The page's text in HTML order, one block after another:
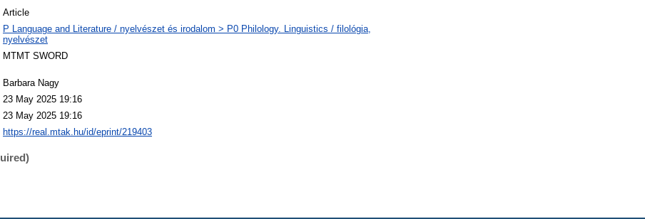
Article
P Language and Literature / nyelvészet és irodalom > P0 Philology. Linguistics / filológia,
nyelvészet
MTMT SWORD
Barbara Nagy
23 May 2025 19:16
23 May 2025 19:16
https://real.mtak.hu/id/eprint/219403